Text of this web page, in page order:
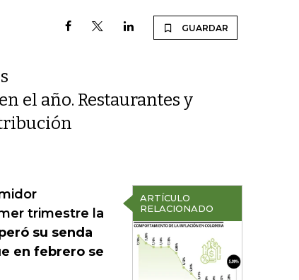
GUARDAR
el año. Restaurantes y
ARTÍCULO
RELACIONADO
trimestre la
su senda
en febrero se